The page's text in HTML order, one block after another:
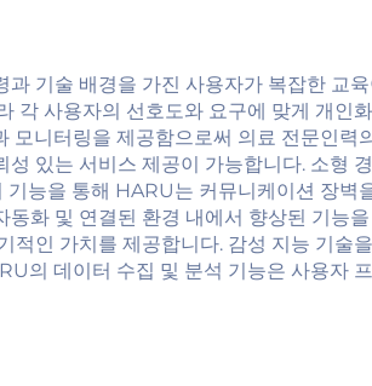
기술 배경을 가진 사용자가 복잡한 교
각 사용자의 선호도와 요구에 맞게 개인
니터링을 제공함으로써 의료 전문인력
있는 서비스 제공이 가능합니다. 소형
능을 통해 HARU는 커뮤니케이션 장벽
화 및 연결된 환경 내에서 향상된 기능
인 가치를 제공합니다. 감성 지능 기술
의 데이터 수집 및 분석 기능은 사용자